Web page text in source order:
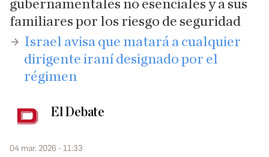
gubernamentales no esenciales y a sus
familiares por los riesgo de seguridad
​Israel avisa que matará a cualquier
dirigente iraní designado por el
régimen
El Debate
04 mar. 2026 - 11:33